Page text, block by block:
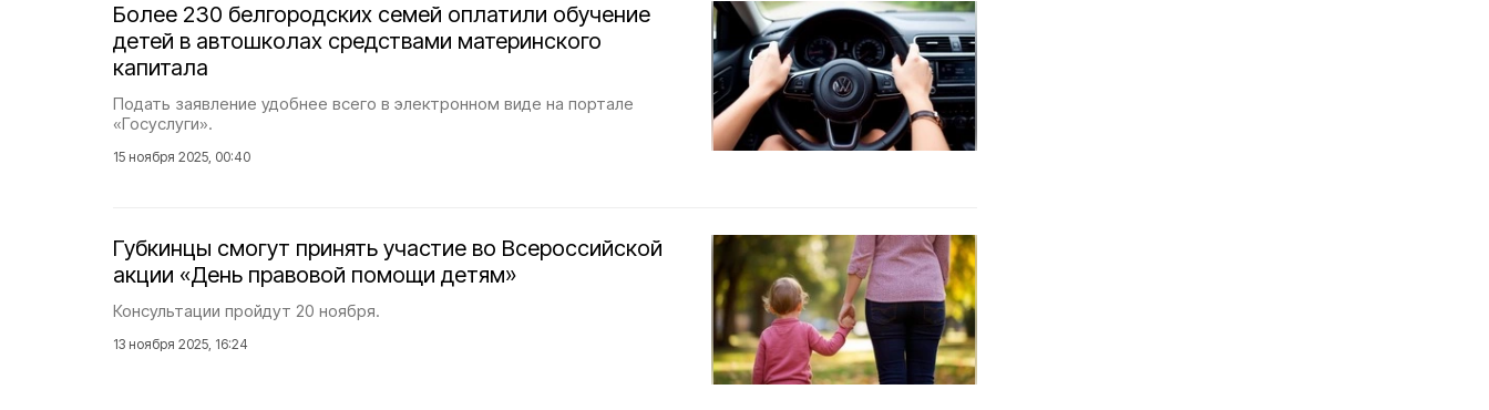
Более 230 белгородских семей оплатили обучение
детей в автошколах средствами материнского
капитала
Подать заявление удобнее всего в электронном виде на портале
«Госуслуги».
15 ноября 2025, 00:40
Губкинцы смогут принять участие во Всероссийской
акции «День правовой помощи детям»
Консультации пройдут 20 ноября.
13 ноября 2025, 16:24